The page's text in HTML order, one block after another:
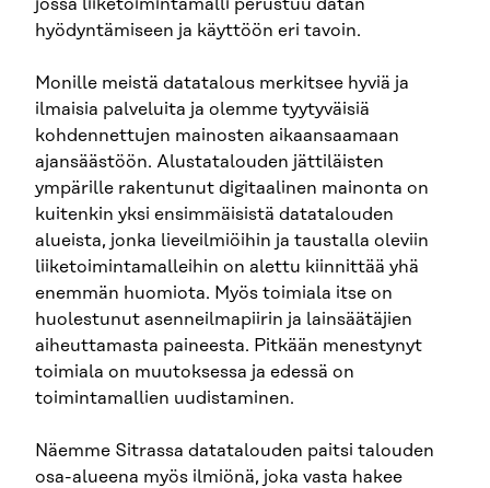
jossa liiketoimintamalli perustuu datan
hyödyntämiseen ja käyttöön eri tavoin.
Monille meistä datatalous merkitsee hyviä ja
ilmaisia palveluita ja olemme tyytyväisiä
kohdennettujen mainosten aikaansaamaan
ajansäästöön. Alustatalouden jättiläisten
ympärille rakentunut digitaalinen mainonta on
kuitenkin yksi ensimmäisistä datatalouden
alueista, jonka lieveilmiöihin ja taustalla oleviin
liiketoimintamalleihin on alettu kiinnittää yhä
enemmän huomiota. Myös toimiala itse on
huolestunut asenneilmapiirin ja lainsäätäjien
aiheuttamasta paineesta. Pitkään menestynyt
toimiala on muutoksessa ja edessä on
toimintamallien uudistaminen.
Näemme Sitrassa datatalouden paitsi talouden
osa-alueena myös ilmiönä, joka vasta hakee